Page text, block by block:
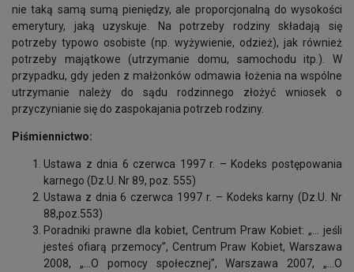
nie taką samą sumą pieniędzy, ale proporcjonalną do wysokości
emerytury, jaką uzyskuje. Na potrzeby rodziny składają się
potrzeby typowo osobiste (np. wyżywienie, odzież), jak również
potrzeby majątkowe (utrzymanie domu, samochodu itp.). W
przypadku, gdy jeden z małżonków odmawia łożenia na wspólne
utrzymanie należy do sądu rodzinnego złożyć wniosek o
przyczynianie się do zaspokajania potrzeb rodziny.
Piśmiennictwo:
Ustawa z dnia 6 czerwca 1997 r. – Kodeks postępowania
karnego (Dz.U. Nr 89, poz. 555)
Ustawa z dnia 6 czerwca 1997 r. – Kodeks karny (Dz.U. Nr
88,poz.553)
Poradniki prawne dla kobiet, Centrum Praw Kobiet: „… jeśli
jesteś ofiarą przemocy”, Centrum Praw Kobiet, Warszawa
2008, „…O pomocy społecznej”, Warszawa 2007, „…O